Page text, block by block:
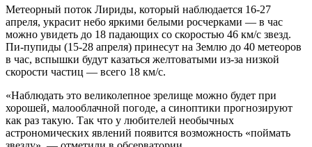
Метеорный поток Лириды, который наблюдается 16-27
апреля, украсит небо яркими белыми росчерками — в час
можно увидеть до 18 падающих со скоростью 46 км/с звезд.
Пи-пупиды (15-28 апреля) принесут на Землю до 40 метеоров
в час, вспышки будут казаться желтоватыми из-за низкой
скорости частиц — всего 18 км/с.
«Наблюдать это великолепное зрелище можно будет при
хорошей, малооблачной погоде, а синоптики прогнозируют
как раз такую. Так что у любителей необычных
астрономических явлений появится возможность «поймать